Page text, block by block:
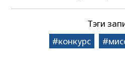
Тэги
конкурс